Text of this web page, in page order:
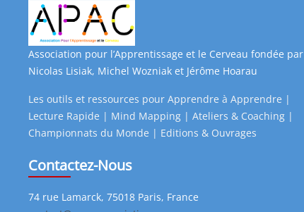
Association pour l’Apprentissage et le Cerveau fondée par
Nicolas Lisiak, Michel Wozniak et Jérôme Hoarau
Les outils et ressources pour Apprendre à Apprendre |
Lecture Rapide | Mind Mapping | Ateliers & Coaching |
Championnats du Monde | Editions & Ouvrages
Contactez-Nous
74 rue Lamarck, 75018 Paris, France